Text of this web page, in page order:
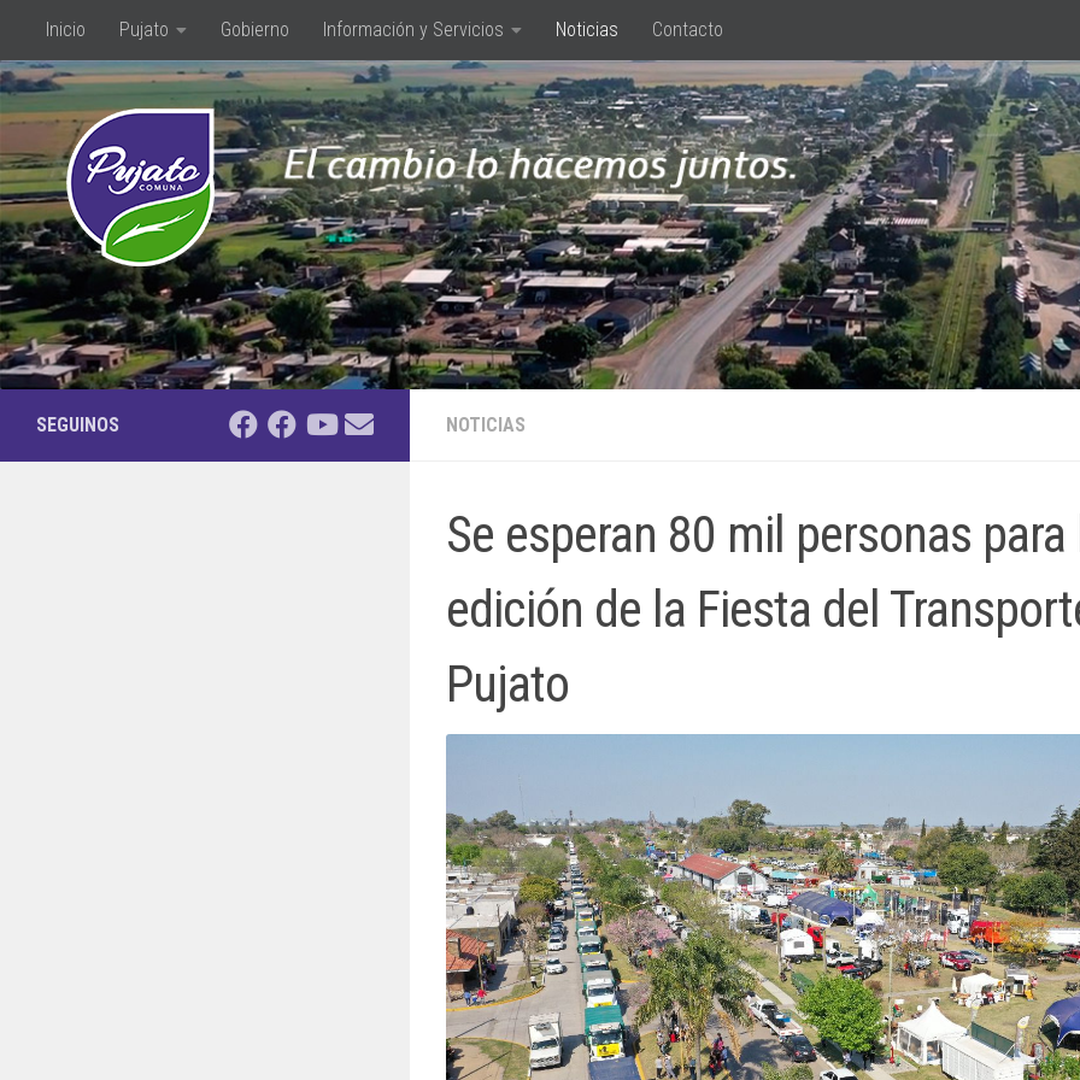
Saltar al contenido
Inicio Pujato Gobierno Información y Servicios Noticias Contacto
NOTICIAS
Se esperan 80 mil personas para
edición de la Fiesta del
Pujato
SEGUINOS